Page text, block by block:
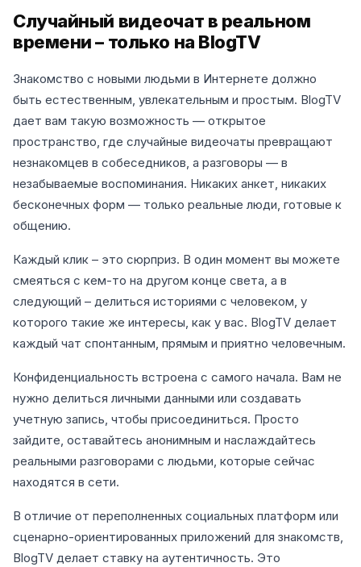
Случайный видеочат в реальном
времени – только на BlogTV
Знакомство с новыми людьми в Интернете должно
быть естественным, увлекательным и простым. BlogTV
дает вам такую возможность — открытое
пространство, где случайные видеочаты превращают
незнакомцев в собеседников, а разговоры — в
незабываемые воспоминания. Никаких анкет, никаких
бесконечных форм — только реальные люди, готовые к
общению.
Каждый клик – это сюрприз. В один момент вы можете
смеяться с кем-то на другом конце света, а в
следующий – делиться историями с человеком, у
которого такие же интересы, как у вас. BlogTV делает
каждый чат спонтанным, прямым и приятно человечным.
Конфиденциальность встроена с самого начала. Вам не
нужно делиться личными данными или создавать
учетную запись, чтобы присоединиться. Просто
зайдите, оставайтесь анонимным и наслаждайтесь
реальными разговорами с людьми, которые сейчас
находятся в сети.
В отличие от переполненных социальных платформ или
сценарно-ориентированных приложений для знакомств,
BlogTV делает ставку на аутентичность. Это